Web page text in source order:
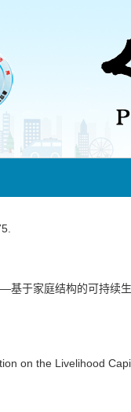
基于家庭结构的可持续
on the Livelihood